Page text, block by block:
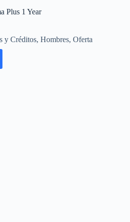
Plus 1 Year
y Créditos, Hombres, Oferta